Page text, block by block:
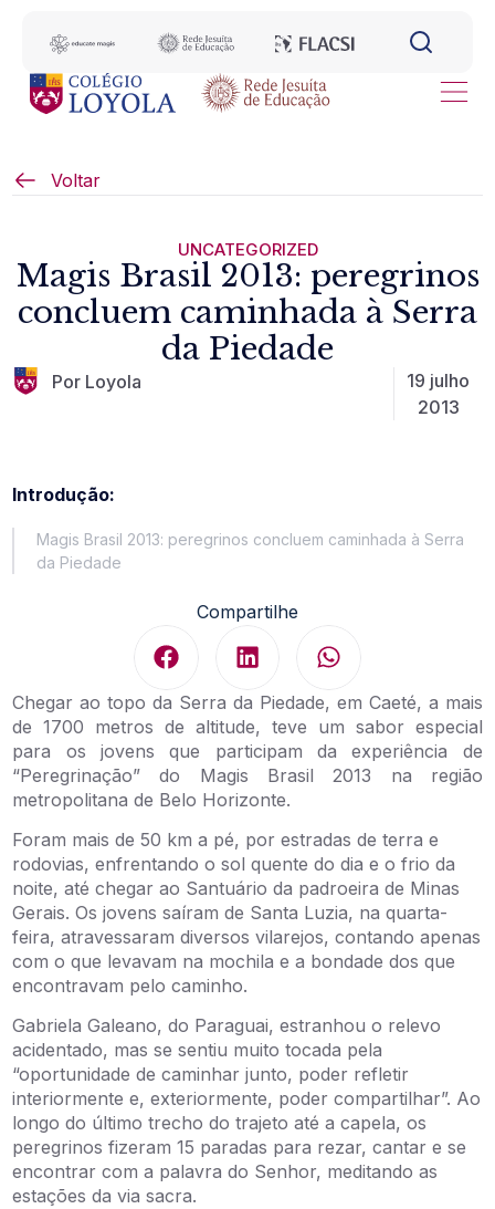
Voltar
UNCATEGORIZED
Magis Brasil 2013: peregrinos
concluem caminhada à Serra
da Piedade
Por Loyola
19 julho
2013
Introdução:
Magis Brasil 2013: peregrinos concluem caminhada à Serra
da Piedade
Compartilhe
Chegar ao topo da Serra da Piedade, em Caeté, a mais
de 1700 metros de altitude, teve um sabor especial
para os jovens que participam da experiência de
“Peregrinação” do Magis Brasil 2013 na região
metropolitana de Belo Horizonte.
Foram mais de 50 km a pé, por estradas de terra e
rodovias, enfrentando o sol quente do dia e o frio da
noite, até chegar ao Santuário da padroeira de Minas
Gerais. Os jovens saíram de Santa Luzia, na quarta-
feira, atravessaram diversos vilarejos, contando apenas
com o que levavam na mochila e a bondade dos que
encontravam pelo caminho.
Gabriela Galeano, do Paraguai, estranhou o relevo
acidentado, mas se sentiu muito tocada pela
“oportunidade de caminhar junto, poder refletir
interiormente e, exteriormente, poder compartilhar”. Ao
longo do último trecho do trajeto até a capela, os
peregrinos fizeram 15 paradas para rezar, cantar e se
encontrar com a palavra do Senhor, meditando as
estações da via sacra.